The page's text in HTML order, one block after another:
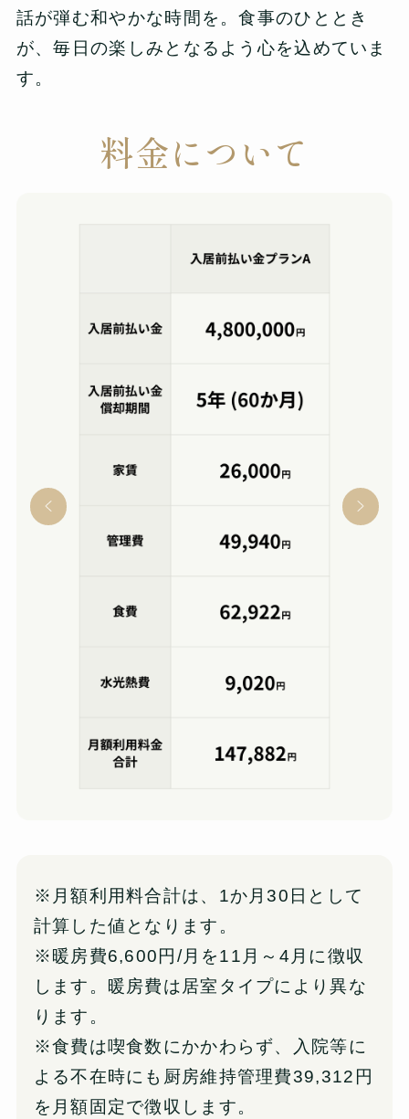
話が弾む和やかな時間を。食事のひととき
が、毎日の楽しみとなるよう心を込めていま
す。
料金について
※月額利用料合計は、1か月30日として
計算した値となります。
※暖房費6,600円/月を11月～4月に徴収
します。暖房費は居室タイプにより異な
ります。
※食費は喫食数にかかわらず、入院等に
よる不在時にも厨房維持管理費39,312円
を月額固定で徴収します。